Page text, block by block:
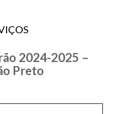
2024-2025 –
Preto